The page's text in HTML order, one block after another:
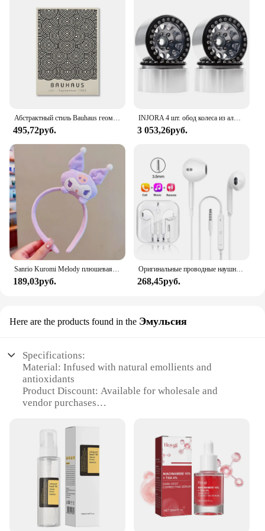
Абстрактный стиль Bauhaus геометрические настенные художественные плакаты принты винтажные черные бежевые линии холст картины для современного домашнего декора
495,72руб.
INJORA 4 шт. обод колеса из алюминиевого сплава с ЧПУ 1,9 для 1/10 RC гусеничного автомобиля Axial SCX10 90046 AXI03007 TRX4 VS4-10 Redcat Gen8
3 053,26руб.
Sanrio Kuromi Melody плюшевая кукла для мытья лица, милая коричная, милая, нескользящая, эластичная, аксессуары для волос
189,03руб.
Оригинальные проводные наушники для Xiaomi Mi 13 Ultra 12T Pro Type C, наушники для Redmi Poco Huawei Samsung, наушники-вкладыши, гарнитура для режима «свободные руки»
268,45руб.
Here are the products found in the Эмульсия
Specifications:
Material: Infused with natural emollients and
antioxidants
Product Discount: Available for wholesale and
vendor purchases
Design and Style: Sleek, travel-friendly packaging
Usage and Purpose: Daily use for a refreshing,
hydrated complexion
Typical Adaptive Scenario: Ideal for all skin types,
especially dry or dehydrated skin
Shape or Size or Weight or Quantity: Convenient
100ml bottle
Features: